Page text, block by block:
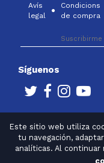
Este sitio web utiliza
tu navegación,
analíticas. Al
Avís
legal
Condicions
de compra
Síguenos